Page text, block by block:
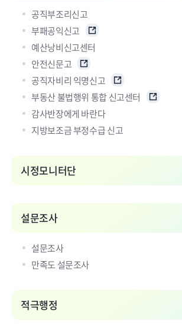
공직부조리신고
부패공익신고
예산낭비신고센터
안전신문고
공직자비리 익명신고
부동산 불법행위 통합 신고센터
감사반장에게 바란다
지방보조금 부정수급 신고
시정모니터단
설문조사
설문조사
만족도 설문조사
적극행정